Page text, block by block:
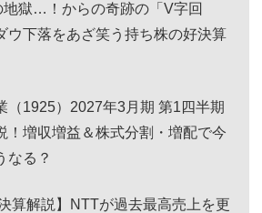
地獄…！からの奇跡の「V字回
ウ下落をあざ笑う持ち株の好決算
（1925）2027年3月期 第1四半期
！増収増益＆株式分割・増配で今
なる？
算解説】NTTが過去最高売上を更